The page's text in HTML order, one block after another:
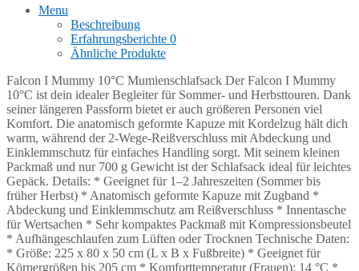
Menu
Beschreibung
Erfahrungsberichte 0
Ähnliche Produkte
Falcon I Mummy 10°C Mumienschlafsack Der Falcon I Mummy
10°C ist dein idealer Begleiter für Sommer- und Herbsttouren. Dank
seiner längeren Passform bietet er auch größeren Personen viel
Komfort. Die anatomisch geformte Kapuze mit Kordelzug hält dich
warm, während der 2-Wege-Reißverschluss mit Abdeckung und
Einklemmschutz für einfaches Handling sorgt. Mit seinem kleinen
Packmaß und nur 700 g Gewicht ist der Schlafsack ideal für leichtes
Gepäck. Details: * Geeignet für 1–2 Jahreszeiten (Sommer bis
früher Herbst) * Anatomisch geformte Kapuze mit Zugband *
Abdeckung und Einklemmschutz am Reißverschluss * Innentasche
für Wertsachen * Sehr kompaktes Packmaß mit Kompressionsbeutel
* Aufhängeschlaufen zum Lüften oder Trocknen Technische Daten:
* Größe: 225 x 80 x 50 cm (L x B x Fußbreite) * Geeignet für
Körpergrößen bis 205 cm * Komforttemperatur (Frauen): 14 °C *